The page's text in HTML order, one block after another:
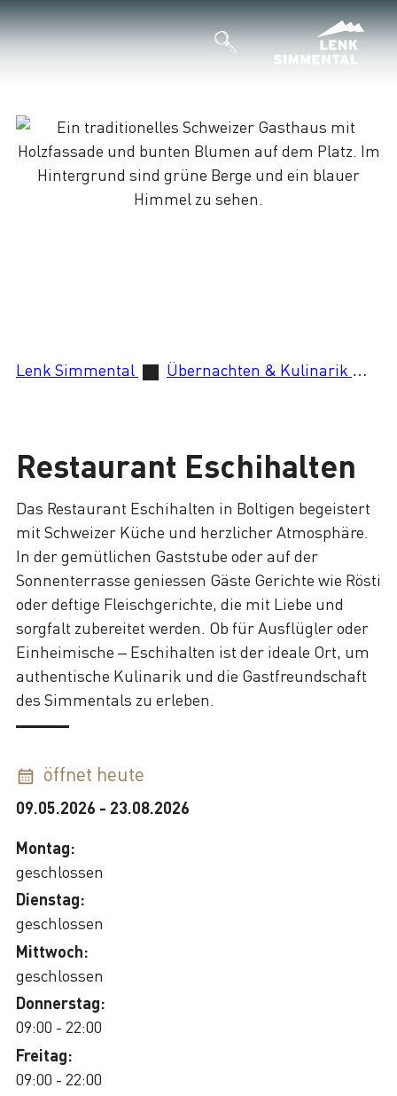
Lenk Simmental Übernachten & Kulinarik
Restaurant Eschihalten
Das Restaurant Eschihalten in Boltigen begeistert
mit Schweizer Küche und herzlicher Atmosphäre.
In der gemütlichen Gaststube oder auf der
Sonnenterrasse geniessen Gäste Gerichte wie Rösti
oder deftige Fleischgerichte, die mit Liebe und
sorgfalt zubereitet werden. Ob für Ausflügler oder
Einheimische – Eschihalten ist der ideale Ort, um
authentische Kulinarik und die Gastfreundschaft
des Simmentals zu erleben.
öffnet heute
09.05.2026 - 23.08.2026
Montag:
geschlossen
Dienstag:
geschlossen
Mittwoch:
geschlossen
Donnerstag:
09:00 - 22:00
Freitag:
09:00 - 22:00